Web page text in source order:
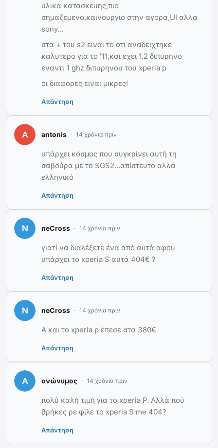
υλικα κατασκευης,πιο
σημαζεμενο,καινουργιο στην αγορα,UI αλλα
sony…
στα + του s2 ειναι το οτι αναδειχτηκε
καλυτερο για το ’11,και εχει 1.2 διπυρηνο
εναντι 1 ghz διπυρηνου του xperia p
οι διαφορες ειναι μικρες!
Απάντηση
antonis 14 χρόνια πριν
υπάρχει κόσμος που συγκρίνει αυτή τη
σαβούρα με το SGS2…απίστευτο αλλά
ελληνικό
Απάντηση
neCross 14 χρόνια πριν
γιατί να διαλέξετε ένα από αυτά αφού
υπάρχει το xperia S αυτά 404€ ?
Απάντηση
neCross 14 χρόνια πριν
Α και το xperia p έπεσε στα 380€
Απάντηση
ανώνυμος 14 χρόνια πριν
πολύ καλή τιμή για το xperia P. Αλλά πού
βρήκες ρε φίλε το xperia S me 404?
Απάντηση